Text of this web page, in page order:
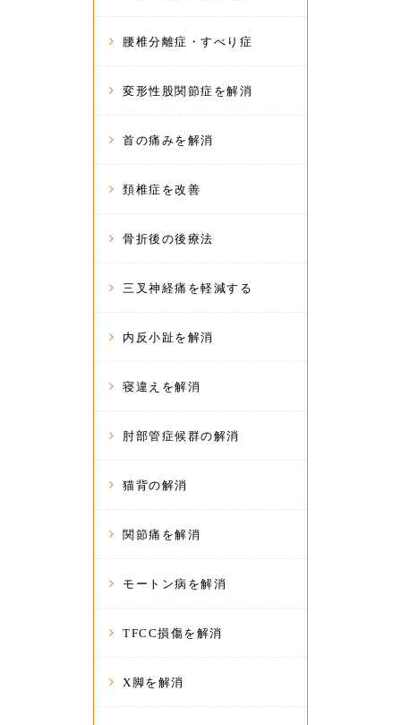
腰椎分離症・すべり症
変形性股関節症を解消
首の痛みを解消
頚椎症を改善
骨折後の後療法
三叉神経痛を軽減する
内反小趾を解消
寝違えを解消
肘部管症候群の解消
猫背の解消
関節痛を解消
モートン病を解消
TFCC損傷を解消
X脚を解消